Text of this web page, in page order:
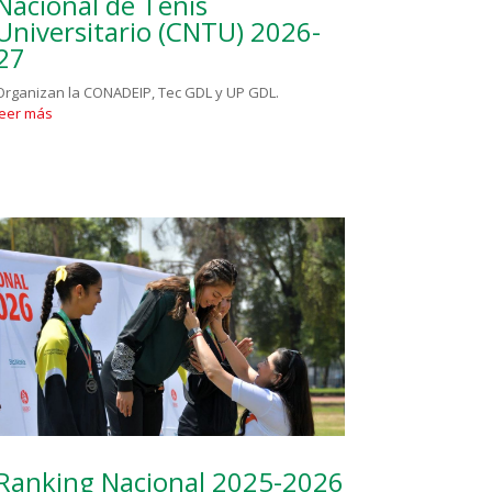
(CNTU) 2026-
la CONADEIP, Tec GDL y UP GDL.
más
Nacional 2025-2026